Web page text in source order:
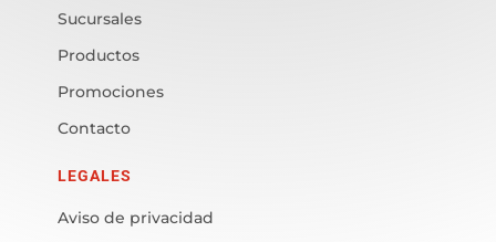
Sucursales
Productos
Promociones
Contacto
LEGALES
Aviso de privacidad